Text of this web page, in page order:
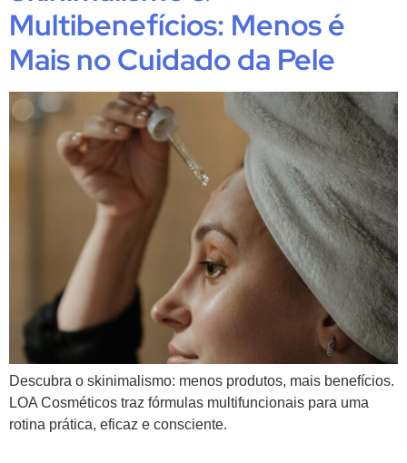
Multibenefícios: Menos é
Mais no Cuidado da Pele
Descubra o skinimalismo: menos produtos, mais benefícios.
LOA Cosméticos traz fórmulas multifuncionais para uma
rotina prática, eficaz e consciente.